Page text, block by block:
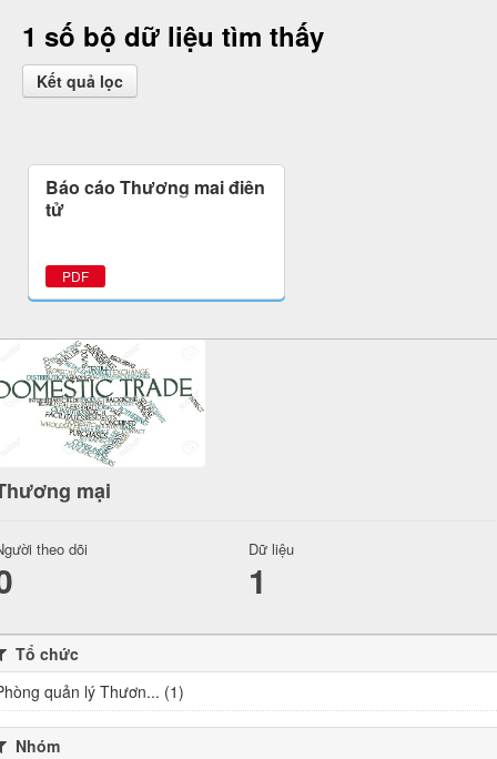
1 số bộ dữ liệu tìm thấy
Kết quả lọc
Báo cáo Thương mại điện
tử
PDF
mại
theo dõi Dữ liệu
1
Tổ chức
quản lý Thươn... (1)
Nhóm